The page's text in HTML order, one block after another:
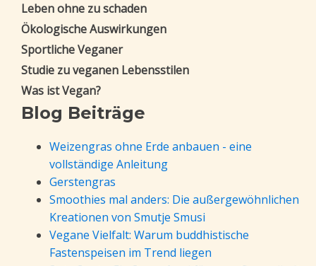
Leben ohne zu schaden
Ökologische Auswirkungen
Sportliche Veganer
Studie zu veganen Lebensstilen
Was ist Vegan?
Blog Beiträge
Weizengras ohne Erde anbauen - eine
vollständige Anleitung
Gerstengras
Smoothies mal anders: Die außergewöhnlichen
Kreationen von Smutje Smusi
Vegane Vielfalt: Warum buddhistische
Fastenspeisen im Trend liegen